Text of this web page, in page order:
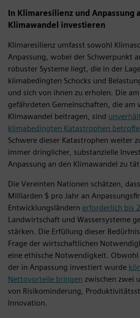
In Klimaresilienz und Anpassung
Klimawandel investieren
Klimaresilienz umfasst sowohl
Anpassung, wobei der Schwerpunkt
robuster Systeme liegt, die in der
klimabedingten Schocks und
und sich von ihnen zu erholen. Die
gefährdeten Gemeinschaften, die am
Klimawandel beitragen, sind
klimabedingten Katastrophen
Schwere dieser Katastrophen weiter
immer dringlicher, substanzielle
Anpassung an den Klimawandel zu
Die Vereinten Nationen schätzen,
Milliarden $ pro Jahr an
Entwicklungsländern erforderlich bis
Landwirtschaft und Wassersysteme
stärken. Die Erfüllung dieser
Frage der wirtschaftlichen
eine ethische Notwendigkeit.
der in Anpassung investiert wurde
Nettovorteile bringen zwischen zwei
von Risikominderung,
Innovation.